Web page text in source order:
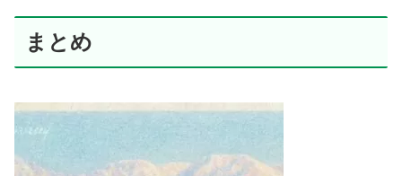
まとめ